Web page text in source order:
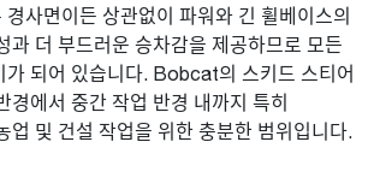
경사면이든 상관없이 파워와 긴 휠베이스의
과 더 부드러운 승차감을 제공하므로 모든
가 되어 있습니다. Bobcat의 스키드 스티어
경에서 중간 작업 반경 내까지 특히
업 및 건설 작업을 위한 충분한 범위입니다.